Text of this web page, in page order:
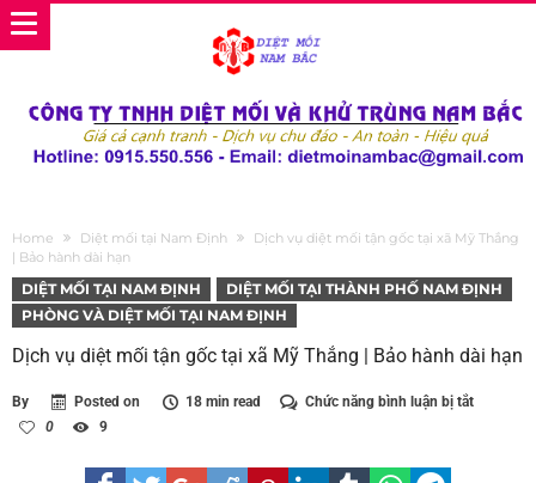
Home Diệt mối tại Nam Định
Dịch vụ diệt mối tận gốc tại xã Mỹ Thắng
| Bảo hành dài hạn
DIỆT MỐI TẠI NAM ĐỊNH
DIỆT MỐI TẠI THÀNH PHỐ NAM ĐỊNH
PHÒNG VÀ DIỆT MỐI TẠI NAM ĐỊNH
Dịch vụ diệt mối tận gốc tại xã Mỹ Thắng | Bảo hành dài hạn
By Posted on 18 min read Chức năng bình luận bị tắtở
0 9